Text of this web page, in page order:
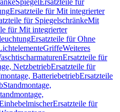
Spiegel Ersatzteile für
Ersatzteile für Mit integrierter
für SpiegelschränkeMit
für Mit integrierter
Ersatzteile für Ohne
GriffeWeiteres
Ersatzteile für
NetzbetriebErsatzteile für
BatteriebetriebErsatzteile
Standmontage,
Ersatzteile für